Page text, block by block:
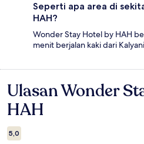
Seperti apa area di
HAH?
Wonder Stay Hotel by HAH
menit berjalan kaki dari
Ulasan
Ulasan Wonder
HAH
5,0